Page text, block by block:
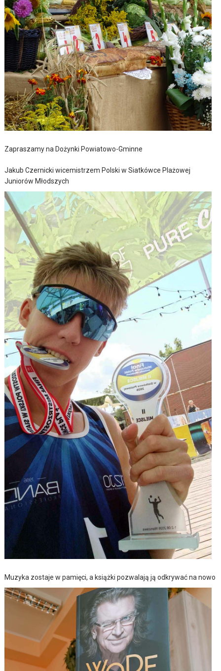
Zapraszamy na Dożynki Powiatowo-Gminne
Jakub Czernicki wicemistrzem Polski w Siatkówce Plażowej
Juniorów Młodszych
Muzyka zostaje w pamięci, a książki pozwalają ją odkrywać na nowo